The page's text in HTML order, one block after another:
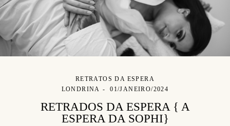
RETRATOS DA ESPERA
LONDRINA
01/JANEIRO/2024
RETRADOS DA ESPERA { A
ESPERA DA SOPHI}